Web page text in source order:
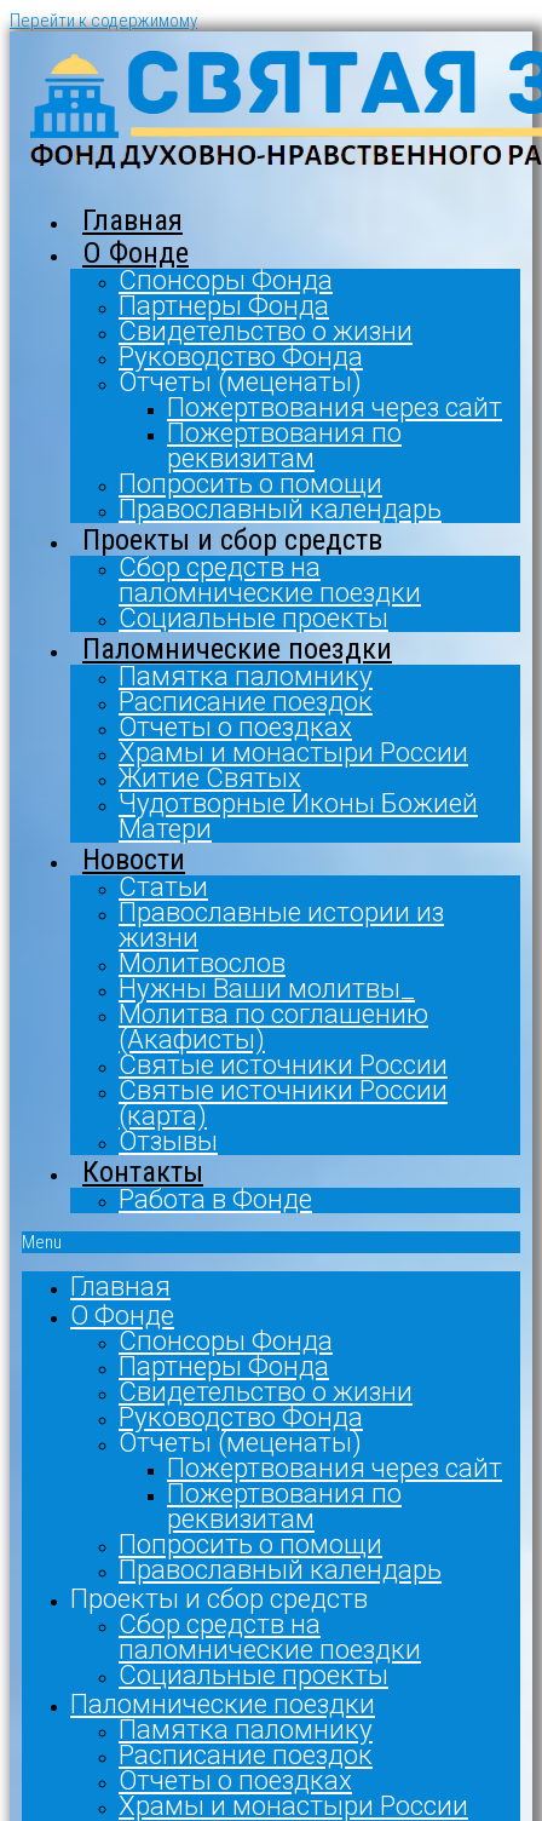
Перейти к содержимому
Главная
О Фонде
Спонсоры Фонда
Партнеры Фонда
Свидетельство о жизни
Руководство Фонда
Отчеты (меценаты)
Пожертвования через сайт
Пожертвования по
реквизитам
Попросить о помощи
Православный календарь
Проекты и сбор средств
Сбор средств на
паломнические поездки
Социальные проекты
Паломнические поездки
Памятка паломнику
Расписание поездок
Отчеты о поездках
Храмы и монастыри России
Житие Святых
Чудотворные Иконы Божией
Матери
Новости
Статьи
Православные истории из
жизни
Молитвослов
Нужны Ваши молитвы_
Молитва по соглашению
(Акафисты)
Святые источники России
Святые источники России
(карта)
Отзывы
Контакты
Работа в Фонде
Menu
Главная
О Фонде
Спонсоры Фонда
Партнеры Фонда
Свидетельство о жизни
Руководство Фонда
Отчеты (меценаты)
Пожертвования через сайт
Пожертвования по
реквизитам
Попросить о помощи
Православный календарь
Проекты и сбор средств
Сбор средств на
паломнические поездки
Социальные проекты
Паломнические поездки
Памятка паломнику
Расписание поездок
Отчеты о поездках
Храмы и монастыри России